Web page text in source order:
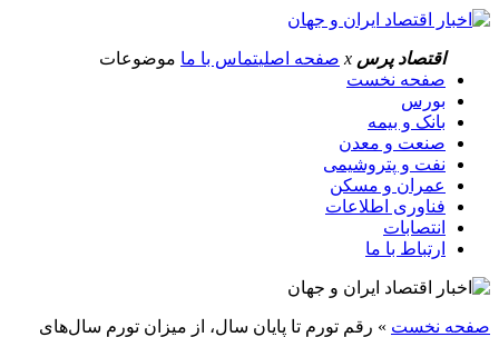
اقتصاد پرس x صفحه اصلیتماس با ما موضوعات
صفحه نخست
بورس
بانک و بیمه
صنعت و معدن
نفت و پتروشیمی
عمران و مسکن
فناوری اطلاعات
انتصابات
ارتباط با ما
صفحه نخست » رقم تورم تا پایان سال، از میزان تورم سال‌های